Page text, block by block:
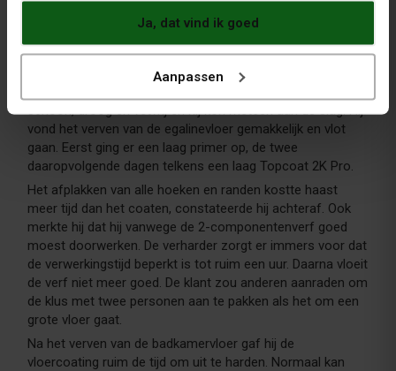
Ja, dat vind ik goed
Aanpassen
Badkamervloer verven: hoe is de
schilderklus uitgevoerd?
schoon, droog en vetvrij en hij kon meteen aan de slag. Hij
vond het verven van de egalinevloer gemakkelijk en vlot
gaan. Eerst ging er een laag primer op, de twee
daaropvolgende dagen telkens een laag Topcoat 2K Pro.
Het afplakken van alle hoeken en randen kostte haast
meer tijd dan het coaten, constateerde hij achteraf. Ook
merkte hij dat hij vanwege de 2-componentenverf goed
moest doorwerken. De verharder zorgt er immers voor dat
de verwerkingstijd beperkt is tot ruim een uur. Daarna vloeit
de verf niet meer goed. De klant zou anderen aanraden om
de klus met twee personen aan te pakken als het om een
grote vloer gaat.
Na het verven van de badkamervloer gaf hij de
vloercoating ruim de tijd om uit te harden. Normaal kan